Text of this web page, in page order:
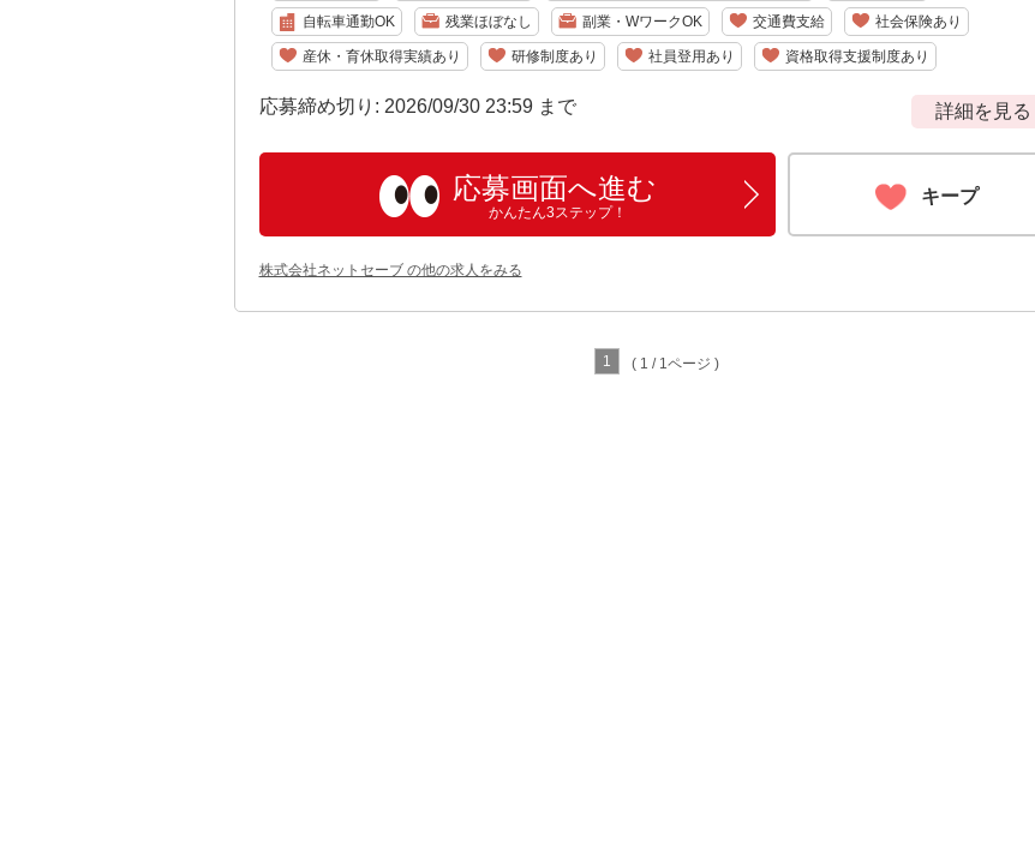
自転車通勤OK 残業ほぼなし 副業・WワークOK 交通費支給 社会保険あり
産休・育休取得実績あり 研修制度あり 社員登用あり 資格取得支援制度あり
応募締め切り: 2026/09/30 23:59 まで 詳細を見る
応募画面へ進む
かんたん3ステップ！
キープ
株式会社ネットセーブ の他の求人をみる
1 ( 1 / 1ページ )